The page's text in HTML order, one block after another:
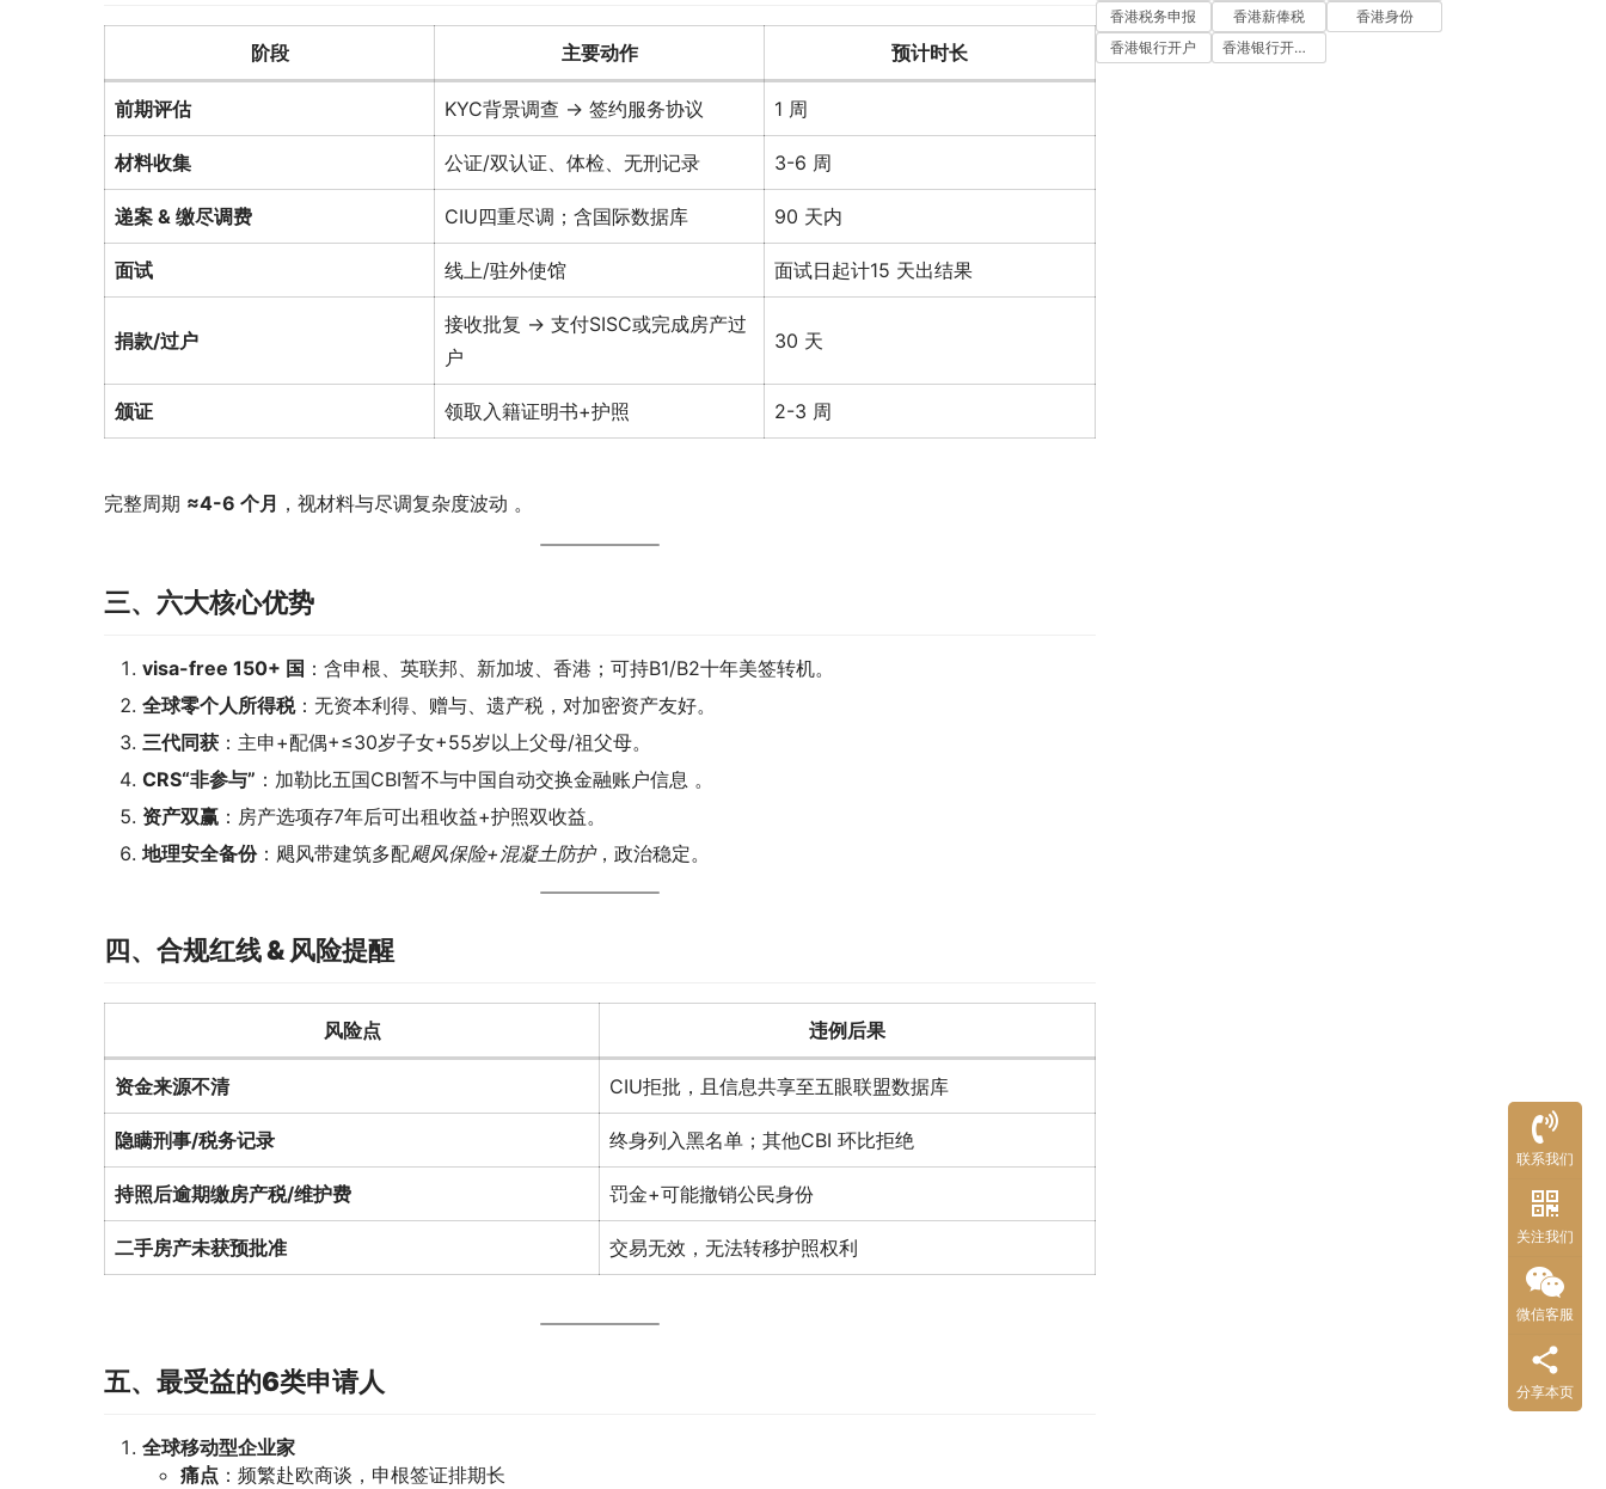
阶段 主要动作 预计时长
前期评估 KYC背景调查 → 签约服务协议 1 周
材料收集 公证/双认证、体检、无刑记录 3-6 周
递案 & 缴尽调费 CIU四重尽调；含国际数据库 90 天内
面试 线上/驻外使馆 面试日起计15 天出结果
捐款/过户
接收批复 → 支付SISC或完成房产过
户
30 天
颁证 领取入籍证明书+护照 2-3 周
完整周期 ≈4-6 个月 ，视材料与尽调复杂度波动 。
三、六大核心优势
visa-free 150+ 国 ：含申根、英联邦、新加坡、香港；可持B1/B2十年美签转机。
全球零个人所得税：无资本利得、赠与、遗产税，对加密资产友好。
三代同获 ：主申+配偶+≤30岁子女+55岁以上父母/祖父母。
CRS“非参与” ：加勒比五国CBI暂不与中国自动交换金融账户信息 。
资产双赢 ：房产选项存7年后可出租收益+护照双收益。
地理安全备份：飓风带建筑多配飓风保险+混凝土防护，政治稳定。
四、合规红线 & 风险提醒
风险点 违例后果
资金来源不清 CIU拒批，且信息共享至五眼联盟数据库
隐瞒刑事/税务记录 终身列入黑名单；其他CBI 环比拒绝
持照后逾期缴房产税/维护费 罚金+可能撤销公民身份
二手房产未获预批准 交易无效，无法转移护照权利
五、最受益的6类申请人
全球移动型企业家
痛点 ：频繁赴欧商谈，申根签证排期长
香港税务申报
香港薪俸税
香港身份
香港银行开户
香港银行开户流程
联系我们
关注我们
微信客服
分享本页